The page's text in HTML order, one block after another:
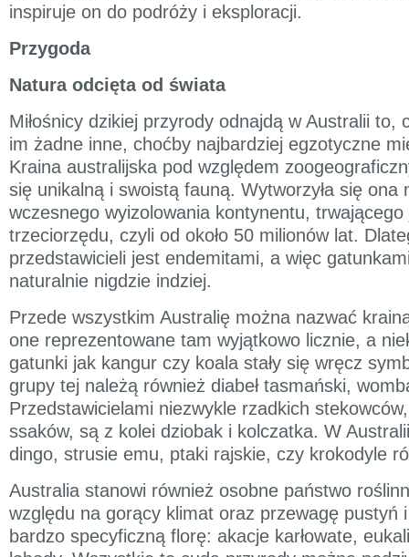
inspiruje on do podróży i eksploracji.
Przygoda
Natura odcięta od świata
Miłośnicy dzikiej przyrody odnajdą w Australii to,
im żadne inne, choćby najbardziej egzotyczne
Kraina australijska pod względem
się unikalną i swoistą fauną. Wytworzyła się ona
wczesnego wyizolowania kontynentu,
trzeciorzędu, czyli od około 50 milionów lat.
przedstawicieli jest endemitami, a więc
naturalnie nigdzie indziej.
Przede wszystkim Australię można nazwać
one reprezentowane tam wyjątkowo licznie, a
gatunki jak kangur czy koala stały się wręcz
grupy tej należą również diabeł tasmański,
Przedstawicielami niezwykle rzadkich
ssaków, są z kolei dziobak i kolczatka. W
dingo, strusie emu, ptaki rajskie, czy krokodyle
Australia stanowi również osobne państwo
względu na gorący klimat oraz przewagę pustyń
bardzo specyficzną florę: akacje karłowate,